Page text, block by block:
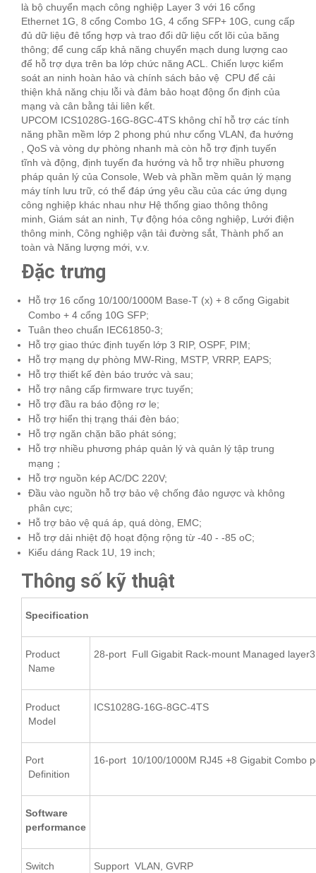
là bộ chuyển mạch công nghiệp Layer 3 với 16 cổng
Ethernet 1G, 8 cổng Combo 1G, 4 cổng SFP+ 10G, cung cấp
đủ dữ liệu đê tổng hợp và trao đổi dữ liệu cốt lõi của băng
thông; để cung cấp khả năng chuyển mạch dung lượng cao
để hỗ trợ dựa trên ba lớp chức năng ACL. Chiến lược kiểm
soát an ninh hoàn hảo và chính sách bảo vệ CPU để cải
thiện khả năng chịu lỗi và đảm bảo hoạt động ổn định của
mạng và cân bằng tải liên kết.
UPCOM ICS1028G-16G-8GC-4TS không chỉ hỗ trợ các tính
năng phần mềm lớp 2 phong phú như cổng VLAN, đa hướng
, QoS và vòng dự phòng nhanh mà còn hỗ trợ định tuyến
tĩnh và động, định tuyến đa hướng và hỗ trợ nhiều phương
pháp quản lý của Console, Web và phần mềm quản lý mạng
máy tính lưu trữ, có thể đáp ứng yêu cầu của các ứng dụng
công nghiệp khác nhau như Hệ thống giao thông thông
minh, Giám sát an ninh, Tự động hóa công nghiệp, Lưới điện
thông minh, Công nghiệp vận tải đường sắt, Thành phố an
toàn và Năng lượng mới, v.v.
Đặc trưng
Hỗ trợ 16 cổng 10/100/1000M Base-T (x) + 8 cổng Gigabit
Combo + 4 cổng 10G SFP;
Tuân theo chuẩn IEC61850-3;
Hỗ trợ giao thức định tuyến lớp 3 RIP, OSPF, PIM;
Hỗ trợ mạng dự phòng MW-Ring, MSTP, VRRP, EAPS;
Hỗ trợ thiết kế đèn báo trước và sau;
Hỗ trợ nâng cấp firmware trực tuyến;
Hỗ trợ đầu ra báo động rơ le;
Hỗ trợ hiển thị trạng thái đèn báo;
Hỗ trợ ngăn chặn bão phát sóng;
Hỗ trợ nhiều phương pháp quản lý và quản lý tập trung
mạng；
Hỗ trợ nguồn kép AC/DC 220V;
Đầu vào nguồn hỗ trợ bảo vệ chống đảo ngược và không
phân cực;
Hỗ trợ bảo vệ quá áp, quá dòng, EMC;
Hỗ trợ dải nhiệt độ hoạt động rộng từ -40 - -85 oC;
Kiểu dáng Rack 1U, 19 inch;
Thông số kỹ thuật
Specification
Product
Name
28-port Full Gigabit Rack-mount Managed
Product
Model
ICS1028G-16G-8GC-4TS
Port
Definition
16-port 10/100/1000M RJ45 +8 Gigabit Combo
Software
performance
Switch
Support VLAN, GVRP